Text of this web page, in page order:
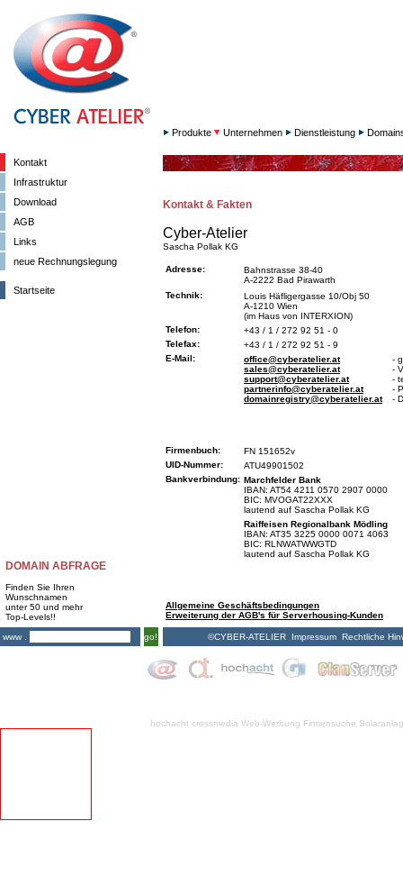
Kontakt
Infrastruktur
Download
AGB
Links
neue Rechnungslegung
Startseite
DOMAIN ABFRAGE
Finden Sie Ihren
Wunschnamen
unter 50 und mehr
Top-Levels!!
www .
go!
Produkte Unternehmen Dienstleistung
Kontakt & Fakten
Cyber-Atelier
Sascha Pollak KG
Adresse:
Bahnstrasse 38-40
A-2222 Bad Pirawarth
Technik:
Louis Häfligergasse 10/Obj 50
A-1210 Wien
(im Haus von INTERXION)
Telefon:
+43 / 1 / 272 92 51 - 0
Telefax:
+43 / 1 / 272 92 51 - 9
E-Mail:
office@cyberatelier.at
sales@cyberatelier.at
support@cyberatelier.at
partnerinfo@cyberatelier.at
domainregistry@cyberatelier.at
-
-
-
-
-
Firmenbuch:
FN 151652v
UID-Nummer:
ATU49901502
Bankverbindung: Marchfelder Bank
IBAN: AT54 4211 0570 2907 0000
BIC: MVOGAT22XXX
lautend auf Sascha Pollak KG
Raiffeisen Regionalbank Mödling
IBAN: AT35 3225 0000 0071 4063
BIC: RLNWATWWGTD
lautend auf Sascha Pollak KG
Allgemeine Geschäftsbedingungen
Erweiterung der AGB's für Serverhousing-Kunden
©CYBER-ATELIER Impressum Rechtliche
hochacht crossmedia Web-Werbung Firmensuche